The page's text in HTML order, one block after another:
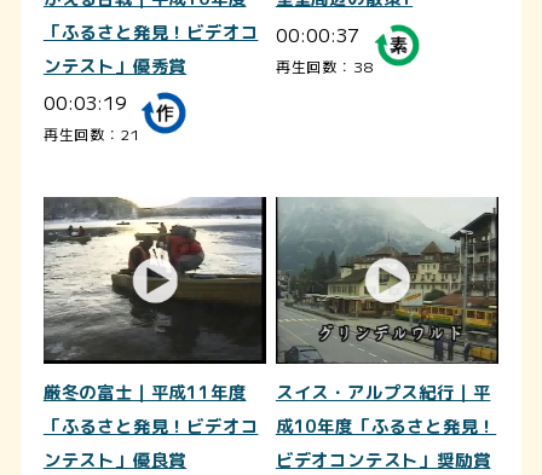
「ふるさと発見！ビデオコ
ンテスト」優秀賞
00:03:19
再生回数：21
00:00:37
再生回数：38
厳冬の富士｜平成11年度
「ふるさと発見！ビデオコ
ンテスト」優良賞
スイス・アルプス紀行｜平
成10年度「ふるさと発見！
ビデオコンテスト」奨励賞